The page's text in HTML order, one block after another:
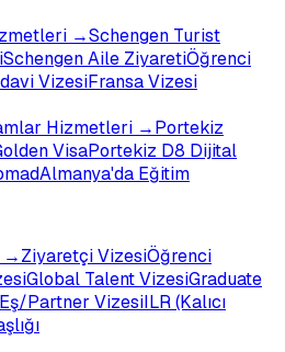
→Schengen Turist
Schengen Aile ZiyaretiÖğrenci
VizesiFransa Vizesi
Hizmetleri →Portekiz
VisaPortekiz D8 Dijital
Almanya'da Eğitim
→Ziyaretçi VizesiÖğrenci
Global Talent VizesiGraduate
Eş/Partner VizesiILR (Kalıcı